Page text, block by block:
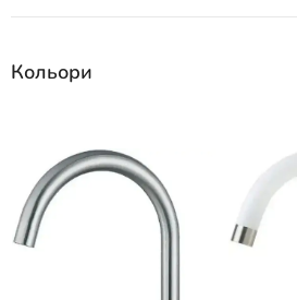
Кольори